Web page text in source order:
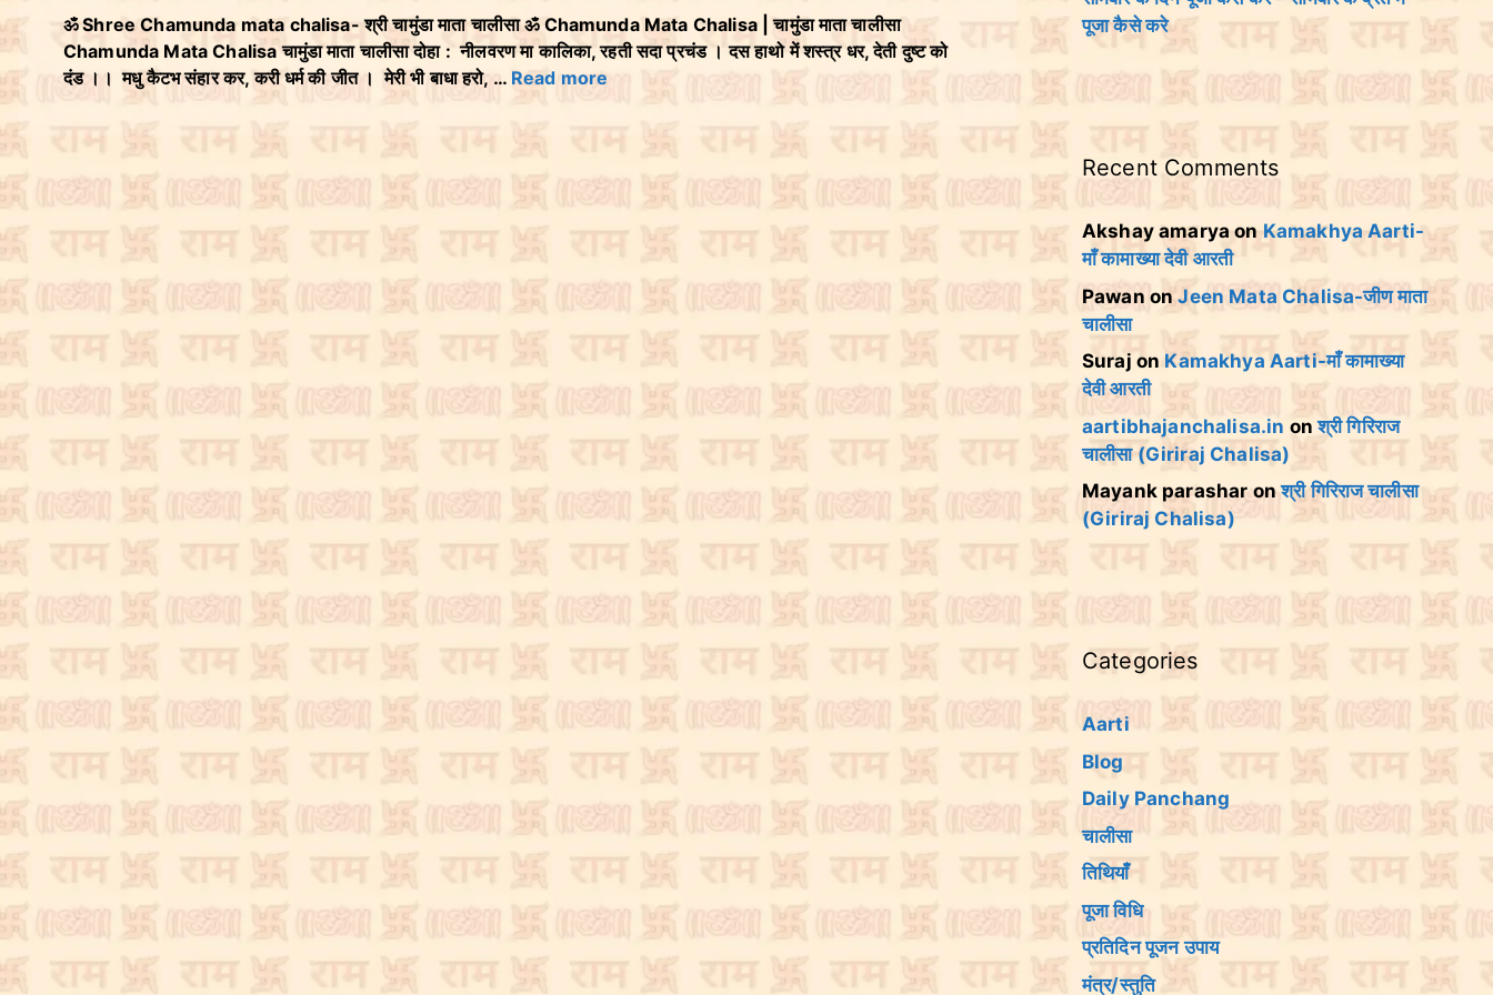
ॐ Shree Chamunda mata chalisa- श्री चामुंडा माता चालीसा ॐ Chamunda Mata Chalisa | चामुंडा माता चालीसा
Chamunda Mata Chalisa चामुंडा माता चालीसा दोहा : नीलवरण मा कालिका, रहती सदा प्रचंड । दस हाथो में शस्त्र धर, देती दुष्ट को
दंड ।। मधु कैटभ संहार कर, करी धर्म की जीत । मेरी भी बाधा हरो, … Read more
पूजा कैसे करे
Recent Comments
Akshay amaryaonKamakhya Aarti-
माँ कामाख्या देवी आरती
Pawan onJeen Mata Chalisa-जीण माता
चालीसा
Suraj on Kamakhya Aarti-माँ कामाख्या
देवी आरती
aartibhajanchalisa.in onश्री गिरिराज
चालीसा (Giriraj Chalisa)
Mayank parasharonश्री गिरिराज चालीसा
(Giriraj Chalisa)
Categories
Aarti
Blog
Daily Panchang
चालीसा
तिथियांँ
पूजा विधि
प्रतिदिन पूजन उपाय
मंत्र/स्तुति